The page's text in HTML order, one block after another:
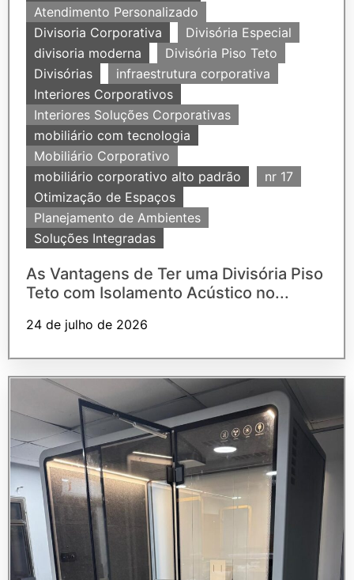
Atendimento Personalizado
Divisoria Corporativa
Divisória Especial
divisoria moderna
Divisória Piso Teto
Divisórias
infraestrutura corporativa
Interiores Corporativos
Interiores Soluções Corporativas
mobiliário com tecnologia
Mobiliário Corporativo
mobiliário corporativo alto padrão
nr 17
Otimização de Espaços
Planejamento de Ambientes
Soluções Integradas
As Vantagens de Ter uma Divisória Piso
Teto com Isolamento Acústico no...
24 de julho de 2026